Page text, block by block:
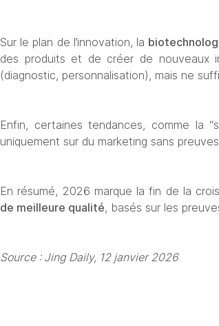
Sur le plan de l’innovation, la
des produits et de créer de nouveaux
(diagnostic, personnalisation), mais ne
Enfin, certaines tendances, comme la
uniquement sur du marketing sans
En résumé, 2026 marque la fin de la
de meilleure qualité, basés sur les
Source : Jing Daily, 12 janvier 2026